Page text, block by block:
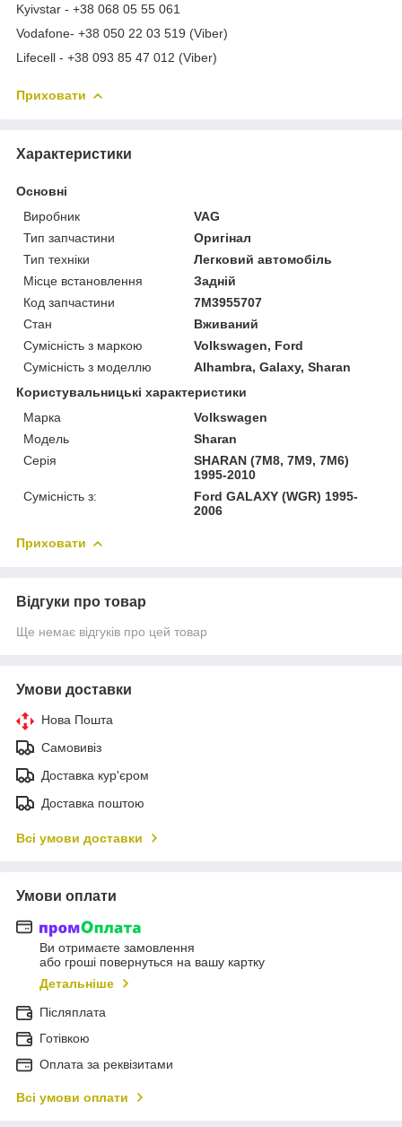
Kyivstar - +38 068 05 55 061
Vodafone- +38 050 22 03 519 (Viber)
Lifecell - +38 093 85 47 012 (Viber)
Приховати
Характеристики
Основні
Виробник
VAG
Тип запчастини
Оригінал
Тип техніки
Легковий автомобіль
Місце встановлення
Задній
Код запчастини
7M3955707
Стан
Вживаний
Сумісність з маркою
Volkswagen, Ford
Сумісність з моделлю
Alhambra, Galaxy, Sharan
Користувальницькі характеристики
Марка
Volkswagen
Модель
Sharan
Серія
SHARAN (7M8, 7M9, 7M6)
1995-2010
Сумісність з:
Ford GALAXY (WGR) 1995-
2006
Приховати
Відгуки про товар
Ще немає відгуків про цей товар
Умови доставки
Нова Пошта
Самовивіз
Доставка кур'єром
Доставка поштою
Всі умови доставки
Умови оплати
Ви отримаєте замовлення
або гроші повернуться на вашу картку
Детальніше
Післяплата
Готівкою
Оплата за реквізитами
Всі умови оплати